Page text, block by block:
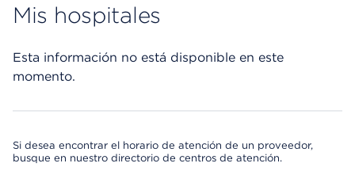
Mis hospitales
Esta información no está disponible en este
momento.
Si desea encontrar el horario de atención de un proveedor,
busque en nuestro directorio de centros de atención.